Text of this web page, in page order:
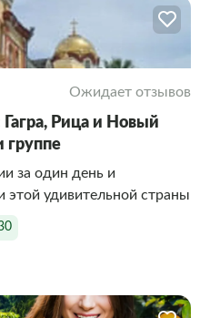
Ожидает отзывов
Рица и Новый
группе
за один день и
удивительной страны